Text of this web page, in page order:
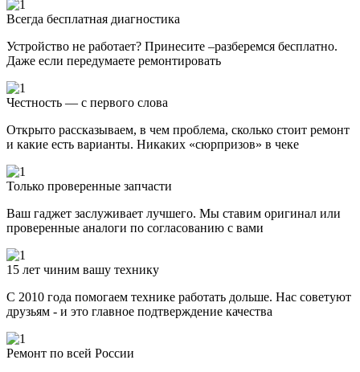
Всегда бесплатная диагностика
Устройство не работает? Принесите –разберемся бесплатно.
Даже если передумаете ремонтировать
Честность — с первого слова
Открыто рассказываем, в чем проблема, сколько стоит ремонт
и какие есть варианты. Никаких «сюрпризов» в чеке
Только проверенные запчасти
Ваш гаджет заслуживает лучшего. Мы ставим оригинал или
проверенные аналоги по согласованию с вами
15 лет чиним вашу технику
С 2010 года помогаем технике работать дольше. Нас советуют
друзьям - и это главное подтверждение качества
Ремонт по всей России